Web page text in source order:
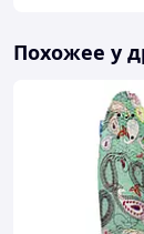
Похожее у